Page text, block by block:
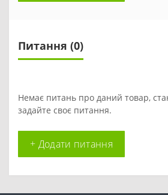
Питання (0)
Немає питань про даний товар,
задайте своє питання.
+ Додати питання